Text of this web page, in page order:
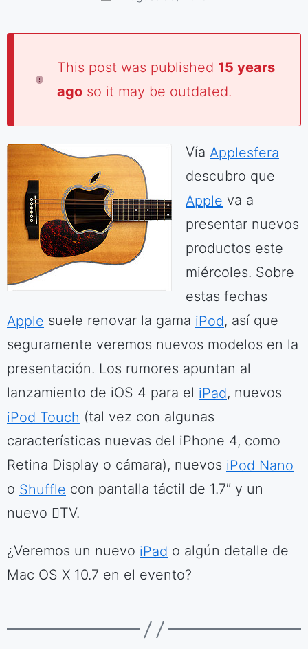
This post was published 15 years
ago so it may be outdated.
Vía Applesfera
descubro que
Apple va a
presentar nuevos
productos este
miércoles. Sobre
estas fechas
Apple suele renovar la gama iPod, así que
seguramente veremos nuevos modelos en la
presentación. Los rumores apuntan al
lanzamiento de iOS 4 para el iPad, nuevos
iPod Touch (tal vez con algunas
características nuevas del iPhone 4, como
Retina Display o cámara), nuevos iPod Nano
o Shuffle con pantalla táctil de 1.7″ y un
nuevo TV.
¿Veremos un nuevo iPad o algún detalle de
Mac OS X 10.7 en el evento?